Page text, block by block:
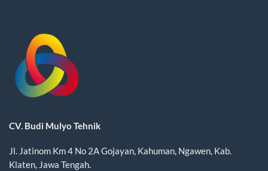
CV. Budi Mulyo Tehnik
Jl. Jatinom Km 4 No 2A Gojayan, Kahuman, Ngawen, Kab.
Klaten, Jawa Tengah.